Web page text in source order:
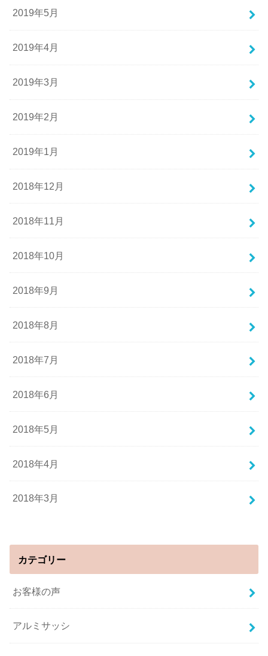
2019年5月
2019年4月
2019年3月
2019年2月
2019年1月
2018年12月
2018年11月
2018年10月
2018年9月
2018年8月
2018年7月
2018年6月
2018年5月
2018年4月
2018年3月
カテゴリー
お客様の声
アルミサッシ